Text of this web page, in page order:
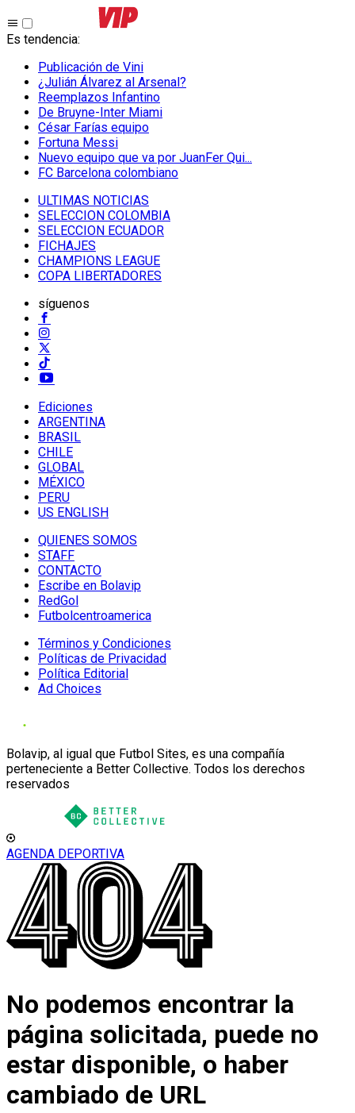
Es tendencia:
Publicación de Vini
¿Julián Álvarez al Arsenal?
Reemplazos Infantino
De Bruyne-Inter Miami
César Farías equipo
Fortuna Messi
Nuevo equipo que va por JuanFer Qui...
FC Barcelona colombiano
ULTIMAS NOTICIAS
SELECCION COLOMBIA
SELECCION ECUADOR
FICHAJES
CHAMPIONS LEAGUE
COPA LIBERTADORES
síguenos
Ediciones
ARGENTINA
BRASIL
CHILE
GLOBAL
MÉXICO
PERU
US ENGLISH
QUIENES SOMOS
STAFF
CONTACTO
Escribe en Bolavip
RedGol
Futbolcentroamerica
Términos y Condiciones
Políticas de Privacidad
Política Editorial
Ad Choices
Bolavip, al igual que Futbol Sites, es una compañía
perteneciente a Better Collective. Todos los derechos
reservados
AGENDA DEPORTIVA
No podemos encontrar la
página solicitada, puede no
estar disponible, o haber
cambiado de URL